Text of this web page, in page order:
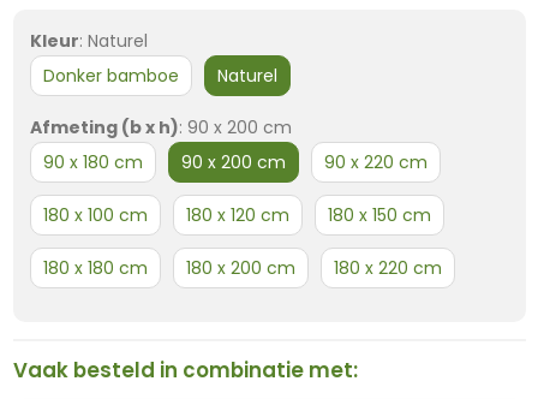
Kleur: Naturel
Donker bamboe
Naturel
Afmeting (b x h): 90 x 200 cm
90 x 180 cm
90 x 200 cm 90 x 220 cm
180 x 100 cm 180 x 120 cm 180 x 150 cm
180 x 180 cm 180 x 200 cm 180 x 220 cm
Vaak besteld in combinatie met: